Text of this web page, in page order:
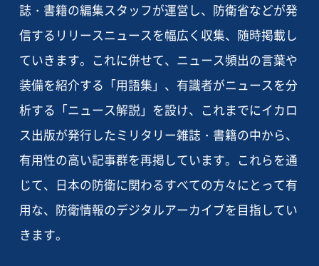
誌・書籍の編集スタッフが運営し、防衛省などが発
信するリリースニュースを幅広く収集、随時掲載し
ていきます。これに併せて、ニュース頻出の言葉や
装備を紹介する「用語集」、有識者がニュースを分
析する「ニュース解説」を設け、これまでにイカロ
ス出版が発行したミリタリー雑誌・書籍の中から、
有用性の高い記事群を再掲しています。これらを通
じて、日本の防衛に関わるすべての方々にとって有
用な、防衛情報のデジタルアーカイブを目指してい
きます。